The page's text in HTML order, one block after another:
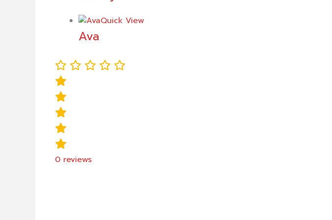
Quick View
Ava
0 reviews